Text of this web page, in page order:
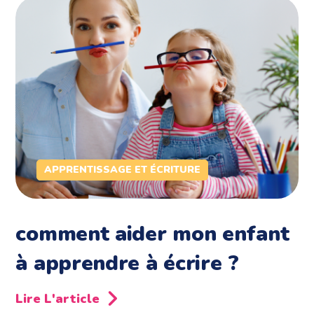
APPRENTISSAGE ET ÉCRITURE
comment aider mon enfant
à apprendre à écrire ?
Lire L'article